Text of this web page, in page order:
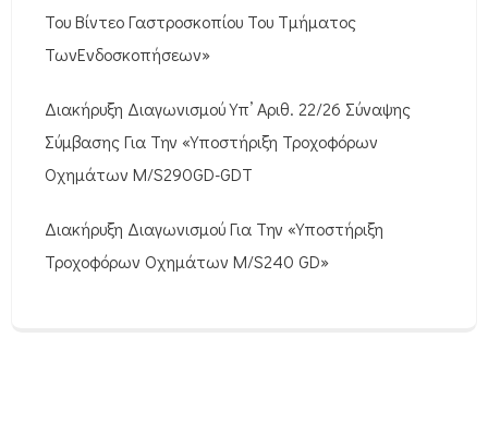
Του Βίντεο Γαστροσκοπίου Του Τμήματος
ΤωνΕνδοσκοπήσεων»
Διακήρυξη Διαγωνισμού Υπ’ Αριθ. 22/26 Σύναψης
Σύμβασης Για Την «Υποστήριξη Τροχοφόρων
Οχημάτων M/S290GD-GDT
Διακήρυξη Διαγωνισμού Για Την «Υποστήριξη
Τροχοφόρων Οχημάτων M/S240 GD»